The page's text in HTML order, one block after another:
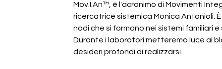
Mov.I.An™, è l'acronimo di Movimenti
ricercatrice sistemica Monica Antonioli.
nodi che si formano nei sistemi familiari
Durante i laboratori metteremo luce ai
desideri profondi di realizzarsi.